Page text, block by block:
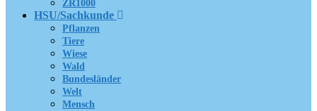
ZR1000
HSU/Sachkunde
Pflanzen
Tiere
Wiese
Wald
Bundesländer
Welt
Mensch